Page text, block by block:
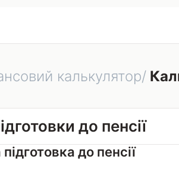
калькулятор/
до пенсії
до пенсії